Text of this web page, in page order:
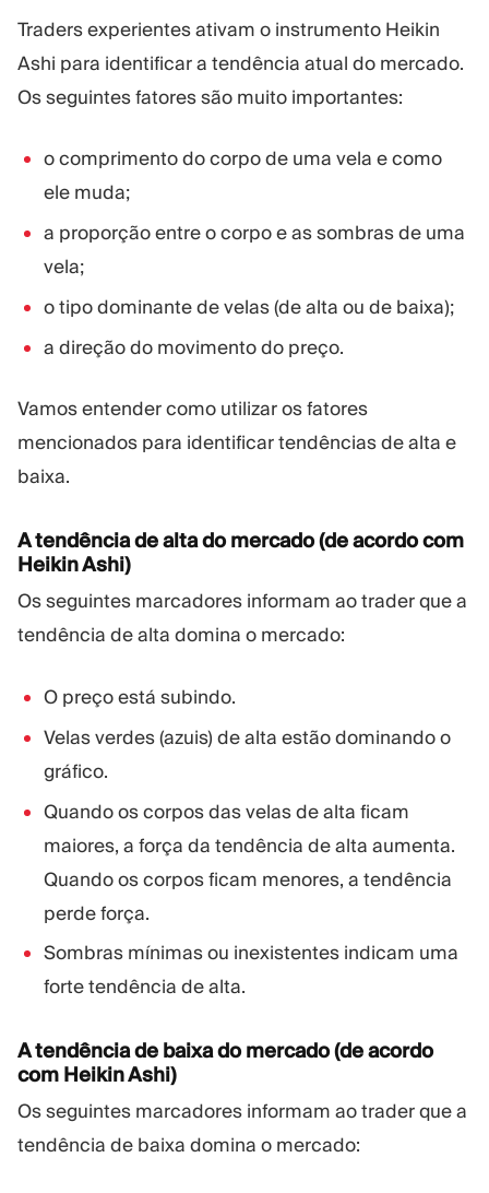
Traders experientes ativam o instrumento Heikin
Ashi para identificar a tendência atual do mercado.
Os seguintes fatores são muito importantes:
o comprimento do corpo de uma vela e como
ele muda;
a proporção entre o corpo e as sombras de uma
vela;
o tipo dominante de velas (de alta ou de baixa);
a direção do movimento do preço.
Vamos entender como utilizar os fatores
mencionados para identificar tendências de alta e
baixa.
A tendência de alta do mercado (de acordo com
Heikin Ashi)
Os seguintes marcadores informam ao trader que a
tendência de alta domina o mercado:
O preço está subindo.
Velas verdes (azuis) de alta estão dominando o
gráfico.
Quando os corpos das velas de alta ficam
maiores, a força da tendência de alta aumenta.
Quando os corpos ficam menores, a tendência
perde força.
Sombras mínimas ou inexistentes indicam uma
forte tendência de alta.
A tendência de baixa do mercado (de acordo
com Heikin Ashi)
Os seguintes marcadores informam ao trader que a
tendência de baixa domina o mercado: